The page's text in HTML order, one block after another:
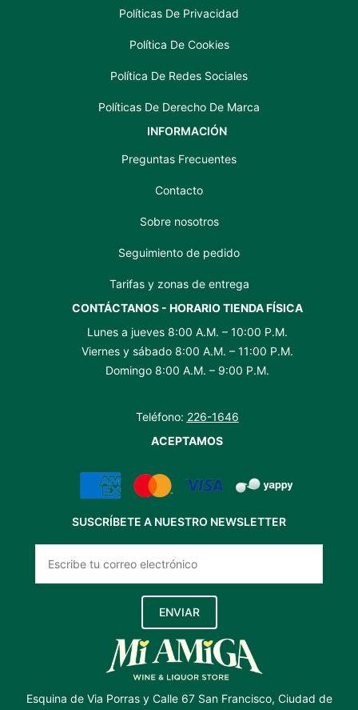
Políticas De Privacidad
Política De Cookies
Política De Redes Sociales
Políticas De Derecho De Marca
INFORMACIÓN
Preguntas Frecuentes
Contacto
Sobre nosotros
Seguimiento de pedido
Tarifas y zonas de entrega
CONTÁCTANOS - HORARIO TIENDA FÍSICA
Lunes a jueves 8:00 A.M. – 10:00 P.M.
Viernes y sábado 8:00 A.M. – 11:00 P.M.
Domingo 8:00 A.M. – 9:00 P.M.
Teléfono: 226-1646
ACEPTAMOS
SUSCRÍBETE A NUESTRO NEWSLETTER
ENVIAR
Esquina de Via Porras y Calle 67 San Francisco, Ciudad de